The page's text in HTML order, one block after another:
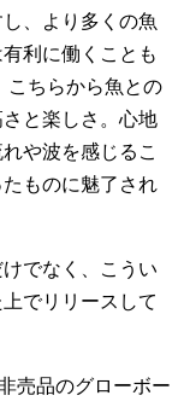
、より多くの魚
利に働くことも
こちらから魚との
と楽しさ。心地
や波を感じるこ
ものに魅了され
でなく、こうい
でリリースして
売品のグローボー